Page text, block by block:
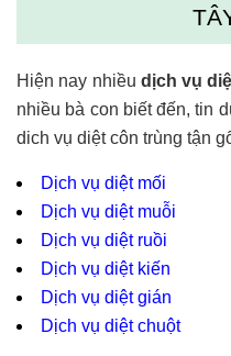
Hiện nay nhiều dịch vụ
nhiều bà con biết đến, tin
dich vụ diệt côn trùng tận
Dịch vụ diệt mối
Dịch vụ diệt muỗi
Dịch vụ diệt ruồi
Dịch vụ diệt kiến
Dịch vụ diệt gián
Dịch vụ diệt chuột